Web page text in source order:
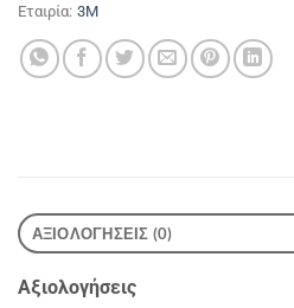
Εταιρία: 3M
ΑΞΙΟΛΟΓΉΣΕΙΣ (0)
Αξιολογήσεις